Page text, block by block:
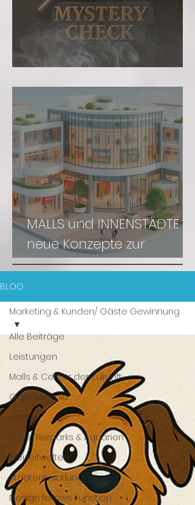
Mystery Check
MALLS und INNENSTÄDTE -
neue Konzepte zur
Wiederbelebung
BLOG
Alle Beiträge
Leistungen
Malls & Center der Zukunft
Gastronomie
Hotels
Zoos, Tierparks & Aquarien
Freizeitwelten
Stadtentwicklung
Design follows Function
Marketing & Kunden/ Gäste Gewinnung